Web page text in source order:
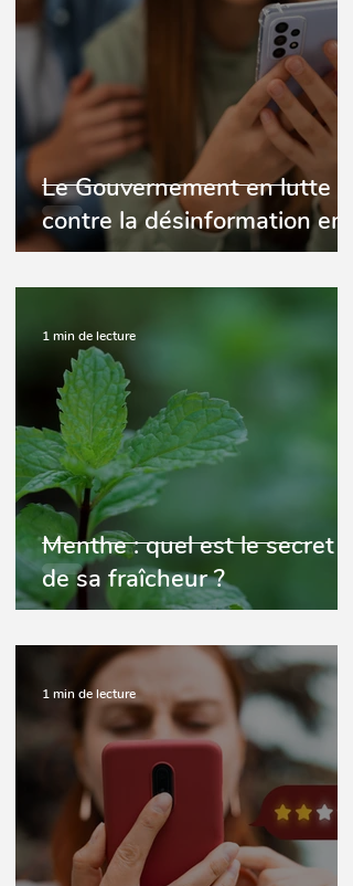
Le Gouvernement en lutte
contre la désinformation en
matière de santé
Menthe : quel est le secret
de sa fraîcheur ?
1 min de lecture
1 min de lecture